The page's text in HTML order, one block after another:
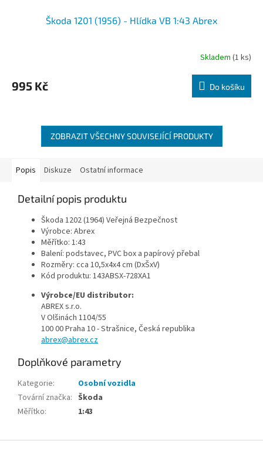
Škoda 1201 (1956) - Hlídka VB 1:43 Abrex
Skladem (1 ks)
995 Kč Do košíku
ZOBRAZIT VŠECHNY SOUVISEJÍCÍ PRODUKTY
Popis Diskuze Ostatní informace
Detailní popis produktu
Škoda 1202 (1964) Veřejná Bezpečnost
Výrobce: Abrex
Měřítko: 1:43
Balení: podstavec, PVC box a papírový přebal
Rozměry: cca 10,5x4x4 cm (DxŠxV)
Kód produktu: 143ABSX-728XA1
Výrobce/EU distributor:
ABREX s.r.o.
V Olšinách 1104/55
100 00 Praha 10 - Strašnice, Česká republika
abrex@abrex.cz
Doplňkové parametry
Kategorie:
Osobní vozidla
Tovární značka: Škoda
Měřítko: 1:43